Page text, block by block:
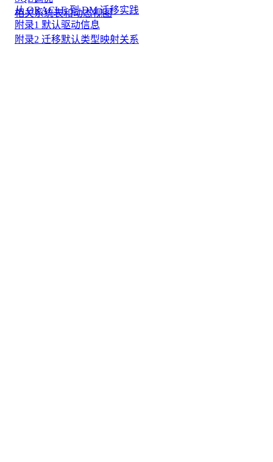
相关系统表和动态视图
从 ORACLE 到 DM 迁移实践
附录1 默认驱动信息
附录2 迁移默认类型映射关系